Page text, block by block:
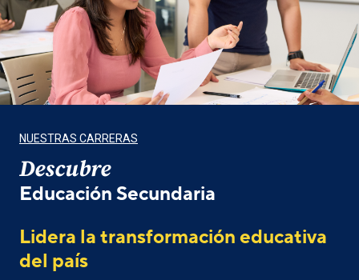
NUESTRAS CARRERAS
Descubre
Educación Secundaria
Lidera la transformación educativa
del país